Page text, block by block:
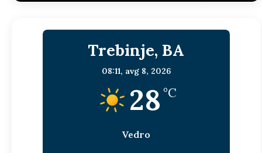
Trebinje, BA
08:11, avg 8, 2026
28 °C
Vedro